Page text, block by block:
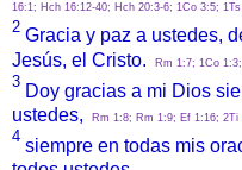
16:1; Hch 16:12-40; Hch 20:3-6; 1Co 3:5;
2 Gracia y paz a ustedes,
Jesús, el Cristo.
Rm 1:7; 1Co
3 Doy gracias a mi Dios
ustedes,
Rm 1:8; Rm 1:9; Ef 1:16;
4 siempre en todas mis